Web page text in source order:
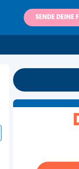
SENDE DEINE